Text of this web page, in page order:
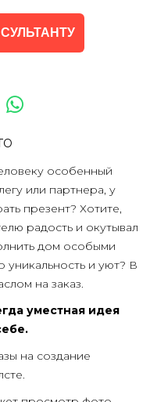
особенный
или партнера, у
презент? Хотите,
радость и окутывал
дом особыми
уникальность и уют? В
на заказ.
уместная идея
на создание